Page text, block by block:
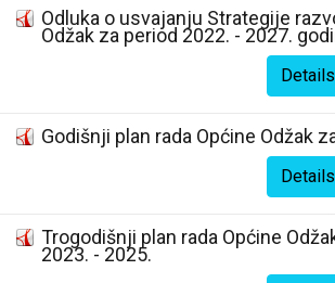
Odluka o usvajanju Strategije
Odžak za period 2022. - 2027.
Details
Godišnji plan rada Općine Odžak
Details
Trogodišnji plan rada Općine
2023. - 2025.